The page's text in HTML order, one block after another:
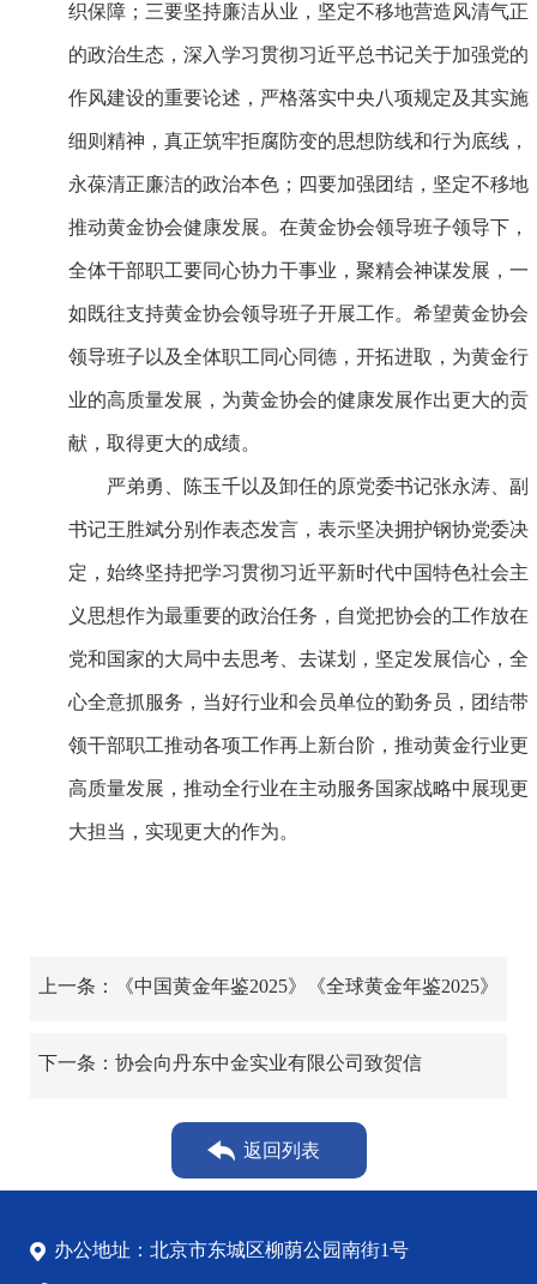
织保障；三要坚持廉洁从业，坚定不移地营造风清气正
的政治生态，深入学习贯彻习近平总书记关于加强党的
作风建设的重要论述，严格落实中央八项规定及其实施
细则精神，真正筑牢拒腐防变的思想防线和行为底线，
永葆清正廉洁的政治本色；四要加强团结，坚定不移地
推动黄金协会健康发展。在黄金协会领导班子领导下，
全体干部职工要同心协力干事业，聚精会神谋发展，一
如既往支持黄金协会领导班子开展工作。希望黄金协会
领导班子以及全体职工同心同德，开拓进取，为黄金行
业的高质量发展，为黄金协会的健康发展作出更大的贡
献，取得更大的成绩。
严弟勇、陈玉千以及卸任的原党委书记张永涛、副
书记王胜斌分别作表态发言，表示坚决拥护钢协党委决
定，始终坚持把学习贯彻习近平新时代中国特色社会主
义思想作为最重要的政治任务，自觉把协会的工作放在
党和国家的大局中去思考、去谋划，坚定发展信心，全
心全意抓服务，当好行业和会员单位的勤务员，团结带
领干部职工推动各项工作再上新台阶，推动黄金行业更
高质量发展，推动全行业在主动服务国家战略中展现更
大担当，实现更大的作为。
上一条：《中国黄金年鉴2025》《全球黄金年鉴2025》
下一条：协会向丹东中金实业有限公司致贺信
返回列表
办公地址：北京市东城区柳荫公园南街1号